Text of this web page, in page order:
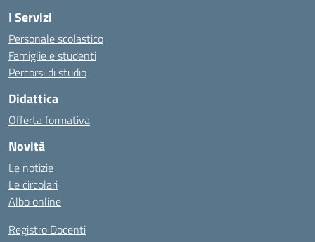
I Servizi
Personale scolastico
Famiglie e studenti
Percorsi di studio
Didattica
Offerta formativa
Novità
Le notizie
Le circolari
Albo online
Registro Docenti